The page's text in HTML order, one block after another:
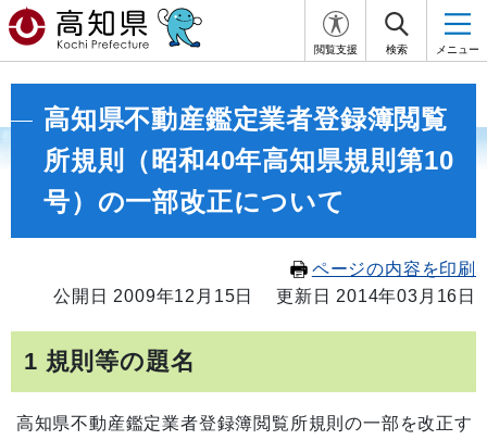
閲覧支援 検索 メニュー
高知県不動産鑑定業者登録簿閲覧
所規則（昭和40年高知県規則第10
号）の一部改正について
ページの内容を印刷
公開日 2009年12月15日
更新日 2014年03月16日
1 規則等の題名
高知県不動産鑑定業者登録簿閲覧所規則の一部を改正す